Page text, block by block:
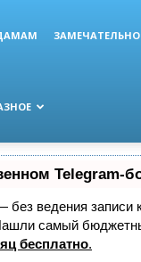
Telegram-
без ведения
самый
бесплатно.